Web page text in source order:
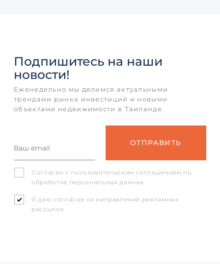
Подпишитесь на наши
новости!
Еженедельно мы делимся актуальными
трендами рынка инвестиций и новыми
объектами недвижимости в Таиланде.
Согласен с пользовательским соглашением по
обработке персональных данных
Я даю согласие на направление рекламных
рассылок